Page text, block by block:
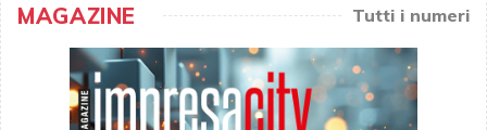
MAGAZINE Tutti i numeri